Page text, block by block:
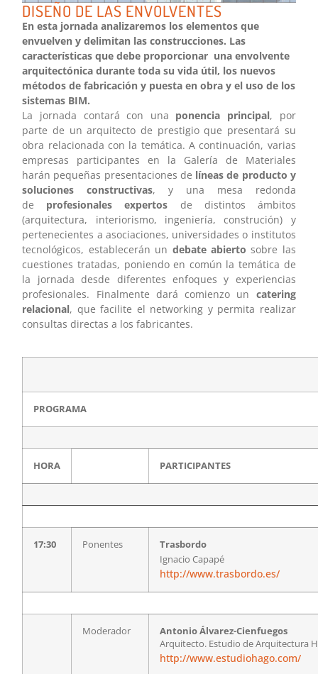
DISEÑO DE LAS ENVOLVENTES
En esta jornada analizaremos los elementos que
envuelven y delimitan las construcciones. Las
características que debe proporcionar una envolvente
arquitectónica durante toda su vida útil, los nuevos
métodos de fabricación y puesta en obra y el uso de los
sistemas BIM.
La jornada contará con una ponencia principal, por
parte de un arquitecto de prestigio que presentará su
obra relacionada con la temática. A continuación, varias
empresas participantes en la Galería de Materiales
harán pequeñas presentaciones de líneas de producto y
soluciones constructivas, y una mesa redonda
de profesionales expertos de distintos ámbitos
(arquitectura, interiorismo, ingeniería, construción) y
pertenecientes a asociaciones, universidades o institutos
tecnológicos, establecerán un debate abierto sobre las
cuestiones tratadas, poniendo en común la temática de
la jornada desde diferentes enfoques y experiencias
profesionales. Finalmente dará comienzo un catering
relacional, que facilite el networking y permita realizar
consultas directas a los fabricantes.
PROGRAMA
HORA PARTICIPANTES
17:30 Ponentes
Trasbordo
Ignacio Capapé
http://www.trasbordo.es/
Moderador
Antonio Álvarez-Cienfuegos
Arquitecto. Estudio de Arquitectura
http://www.estudiohago.com/